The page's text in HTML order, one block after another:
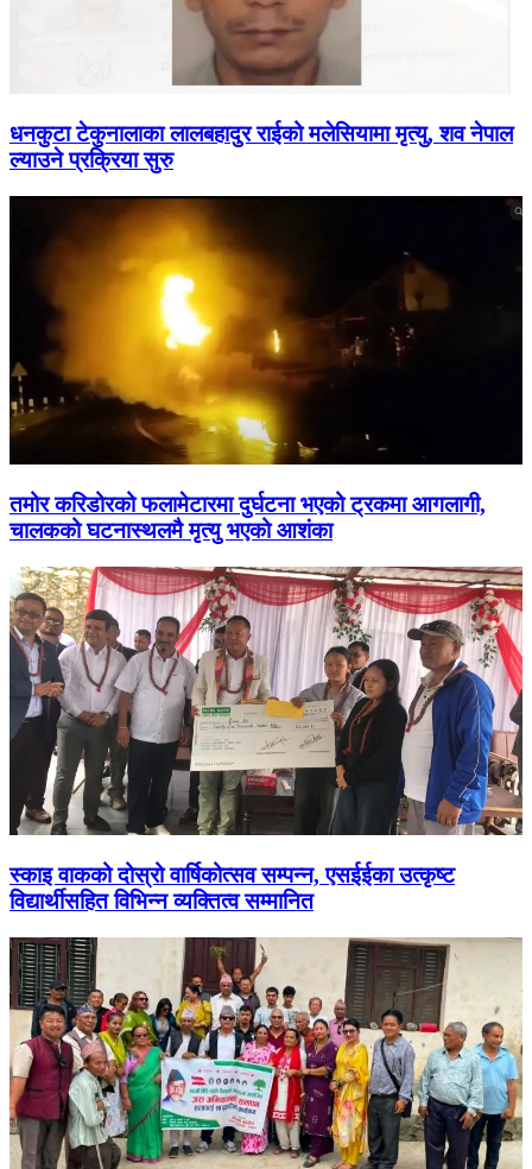
धनकुटा टेकुनालाका लालबहादुर राईको मलेसियामा मृत्यु, शव नेपाल
ल्याउने प्रक्रिया सुरु
तमोर करिडोरको फलामेटारमा दुर्घटना भएको ट्रकमा आगलागी,
चालकको घटनास्थलमै मृत्यु भएको आशंका
स्काइ वाकको दोस्रो वार्षिकोत्सव सम्पन्न, एसईईका उत्कृष्ट
विद्यार्थीसहित विभिन्न व्यक्तित्व सम्मानित